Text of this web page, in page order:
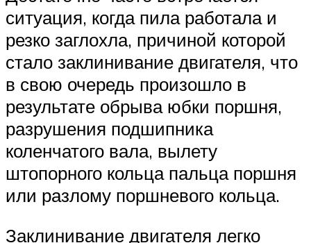
ситуация, когда пила работала и
резко заглохла, причиной которой
стало заклинивание двигателя, что
в свою очередь произошло в
результате обрыва юбки поршня,
разрушения подшипника
коленчатого вала, вылету
штопорного кольца пальца поршня
или разлому поршневого кольца.
Заклинивание двигателя легко